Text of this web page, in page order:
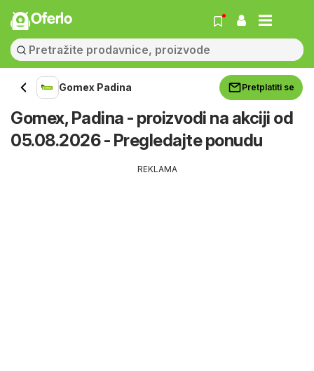
Oferlo
Gomex Padina Pretplatiti se
Gomex, Padina - proizvodi na akciji od
05.08.2026 - Pregledajte ponudu
REKLAMA